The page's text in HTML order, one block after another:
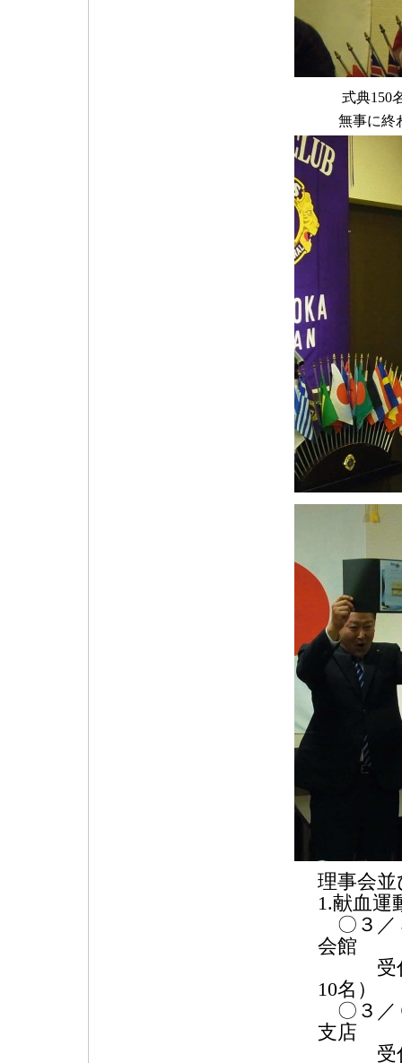
式典150
無事に終
理事会
1.献血運
〇３／
会館
受付
10名）
〇３／
支店
受付